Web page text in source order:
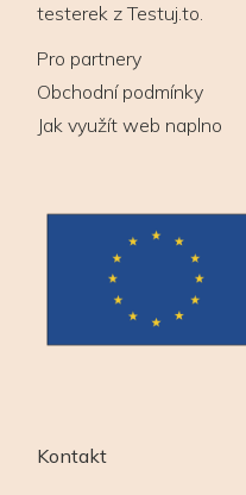
testerek z Testuj.to.
Pro partnery
Obchodní podmínky
Jak využít web naplno
Kontakt